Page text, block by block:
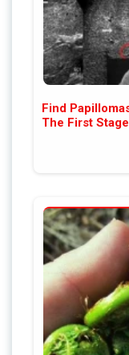
Find
The First